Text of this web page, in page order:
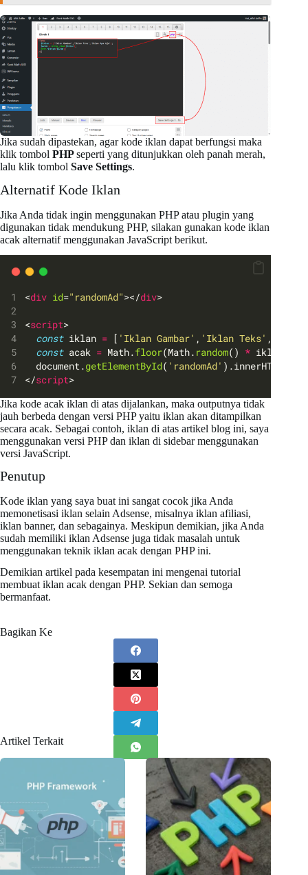
Jika sudah dipastekan, agar kode iklan dapat berfungsi maka
klik tombol PHPseperti yang ditunjukkan oleh panah merah,
lalu klik tombol Save Settings.
Alternatif Kode Iklan
Jika Anda tidak ingin menggunakan PHP atau plugin yang
digunakan tidak mendukung PHP, silakan gunakan kode iklan
acak alternatif menggunakan JavaScript berikut.
<div id="randomAd"></div>
<script>
const iklan = [ 'Iklan Gambar' , 'Iklan Teks' ,
const acak = Math.floor(Math. random() *
  document.
getElementById( 'randomAd' ).innerHTML
</script>
Jika kode acak iklan di atas dijalankan, maka outputnya tidak
jauh berbeda dengan versi PHP yaitu iklan akan ditampilkan
secara acak. Sebagai contoh, iklan di atas artikel blog ini, saya
menggunakan versi PHP dan iklan di sidebar menggunakan
versi JavaScript.
Penutup
Kode iklan yang saya buat ini sangat cocok jika Anda
memonetisasi iklan selain Adsense, misalnya iklan afiliasi,
iklan banner, dan sebagainya. Meskipun demikian, jika Anda
sudah memiliki iklan Adsense juga tidak masalah untuk
menggunakan teknik iklan acak dengan PHP ini.
Demikian artikel pada kesempatan ini mengenai tutorial
membuat iklan acak dengan PHP. Sekian dan semoga
bermanfaat.
Bagikan Ke
Artikel Terkait